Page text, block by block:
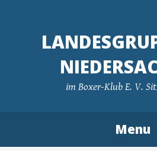
im Boxer-Klub E. V.
Menu